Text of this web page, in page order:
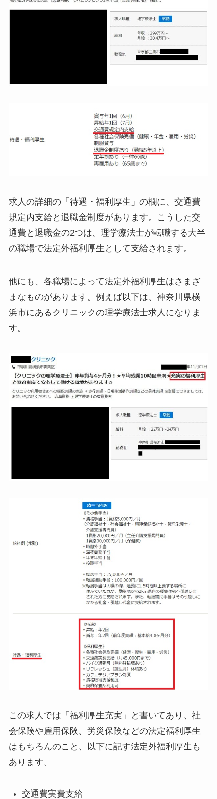
求人の詳細の「待遇・福利厚生」の欄に、交通費
規定内支給と退職金制度があります。こうした交
通費と退職金の2つは、理学療法士が転職する大半
の職場で法定外福利厚生として支給されます。
他にも、各職場によって法定外福利厚生はさまざ
まなものがあります。例えば以下は、神奈川県横
浜市にあるクリニックの理学療法士求人になりま
す。
この求人では「福利厚生充実」と書いてあり、社
会保険や雇用保険、労災保険などの法定福利厚生
はもちろんのこと、以下に記す法定外福利厚生も
あります。
交通費実費支給